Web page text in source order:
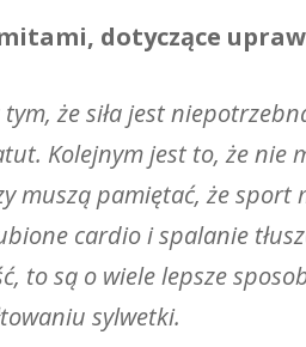
dotyczące
tym, że siła jest
Kolejnym jest to, że nie
muszą pamiętać, że sport
cardio i spalanie
to są o wiele lepsze
sylwetki.